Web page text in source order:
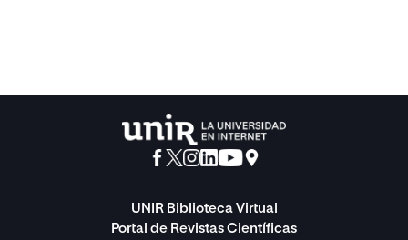
UNIR Biblioteca Virtual
Portal de Revistas Científicas